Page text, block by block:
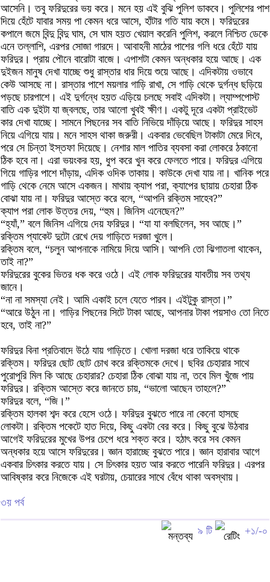
আসেনি। তবু ফরিদুরের ভয় করে। মনে হয় এই বুঝি পুলিশ ডাকবে। পুলিশের পাশ
দিয়ে হেঁটে যাবার সময় পা কেমন ধরে আসে, হাঁটার গতি যায় কমে। ফরিদুরের
কপালে জমে বিন্দু বিন্দু ঘাম, সে ঘাম হয়ত খেয়াল করেনি পুলিশ, করলে নিশ্চিত ডেকে
এনে তল্লাশি, এরপর সোজা গারদে। আবাহনী মাঠের পাশের গলি ধরে হেঁটে যায়
ফরিদুর। প্রায় পৌনে বারোটা বাজে। এপাশটা কেমন অন্ধকার হয়ে আছে। এক
দুইজন মানুষ দেখা যাচ্ছে শুধু রাস্তার ধার দিয়ে শুয়ে আছে। এদিকটায় ওভাবে
কেউ আসছে না। রাস্তার পাশে ময়লার গাড়ি রাখা, সে গাড়ি থেকে দুর্গন্ধ ছড়িয়ে
পড়ছে চারপাশে। এই দুর্গন্ধে হয়ত এড়িয়ে চলছে সবাই এদিকটা। ল্যাম্পপোস্ট
বাতি এক দুইটা যা জ্বলছে, তার আলো খুবই ক্ষীণ। একটু দূরে একটা প্রাইভেট
কার দেখা যাচ্ছে। সামনে পিছনের সব বাতি নিভিয়ে দাঁড়িয়ে আছে। ফরিদুর সাহস
নিয়ে এগিয়ে যায়। মনে সাহস থাকা জরুরী। একবার ভেবেছিল টাকাটা মেরে দিবে,
পরে সে চিন্তা ইস্তফা দিয়েছে। নেশার মাল পাতির ব্যবসা করা লোকরে ঠকানো
ঠিক হবে না। এরা ভয়ংকর হয়, ধুপ করে খুন করে ফেলতে পারে। ফরিদুর এগিয়ে
গিয়ে গাড়ির পাশে দাঁড়ায়, এদিক ওদিক তাকায়। কাউকে দেখা যায় না। খানিক পরে
গাড়ি থেকে নেমে আসে একজন। মাথায় ক্যাপ পরা, ক্যাপের ছায়ায় চেহারা ঠিক
বোঝা যায় না। ফরিদুর আস্তে করে বলে, “আপনি রক্তিম সাহেব?”
ক্যাপ পরা লোক উত্তর দেয়, “হুম। জিনিস এনেছেন?”
“হ্যাঁ,” বলে জিনিস এগিয়ে দেয় ফরিদুর। “যা যা বলছিলেন, সব আছে।”
রক্তিম প্যাকেট দুটো রেখে দেয় গাড়িতে দরজা খুলে।
রক্তিম বলে, “চলুন আপনাকে নামিয়ে দিয়ে আসি। আপনি তো ঝিগাতলা থাকেন,
তাই না?”
ফরিদুরের বুকের ভিতর ধক করে ওঠে। এই লোক ফরিদুরের যাবতীয় সব তথ্য
জানে।
“না না সমস্যা নেই। আমি একাই চলে যেতে পারব। এইটুকু রাস্তা।”
“আরে উঠুন না। গাড়ির পিছনের সিটে টাকা আছে, আপনার টাকা পয়সাও তো নিতে
হবে, তাই না?”
ফরিদুর বিনা প্রতিবাদে উঠে যায় গাড়িতে। খোলা দরজা ধরে তাকিয়ে থাকে
রক্তিম। ফরিদুর ছোট ছোট চোখ করে রক্তিমকে দেখে। ছবির চেহারার সাথে
পুরোপুরি মিল কি আছে চেহারার? চেহারা ঠিক বোঝা যায় না, তবে মিল খুঁজে পায়
ফরিদুর। রক্তিম আস্তে করে জানতে চায়, “ভালো আছেন তাহলে?”
ফরিদুর বলে, “জি।”
রক্তিম হালকা শব্দ করে হেসে ওঠে। ফরিদুর বুঝতে পারে না কেনো হাসছে
লোকটা। রক্তিম পকেটে হাত দিয়ে, কিছু একটা বের করে। কিছু বুঝে উঠবার
আগেই ফরিদুরের মুখের উপর চেপে ধরে শক্ত করে। হঠাৎ করে সব কেমন
অন্ধকার হয়ে আসে ফরিদুরের। জ্ঞান হারাচ্ছে বুঝতে পারে। জ্ঞান হারাবার আগে
একবার চিৎকার করতে যায়। সে চিৎকার হয়ত আর করতে পারেনি ফরিদুর। এরপর
আবিষ্কার করে নিজেকে এই ঘরটায়, চেয়ারের সাথে বেঁধে থাকা অবস্থায়।
৩য় পর্ব
৯ টি +১/-০